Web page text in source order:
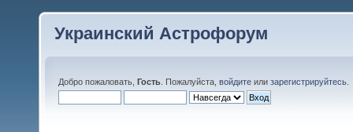
Украинский Астрофорум
Добро пожаловать, Гость . Пожалуйста, войдите или зарегистрируйтесь